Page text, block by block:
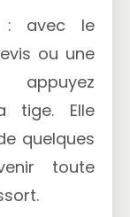
: avec le
ou une
tige. Elle
quelques
toute